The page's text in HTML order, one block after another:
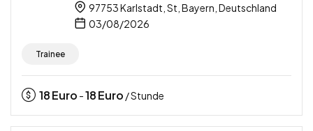
97753 Karlstadt, St, Bayern, Deutschland
03/08/2026
Trainee
18Euro -18Euro / Stunde